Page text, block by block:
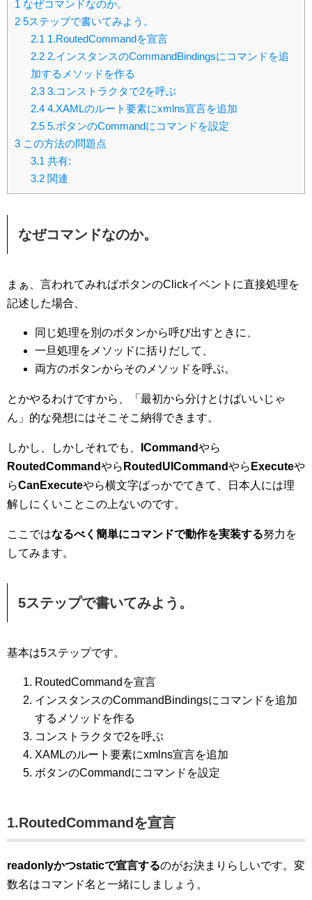
1 なぜコマンドなのか。
2 5ステップで書いてみよう。
2.1 1.RoutedCommandを宣言
2.22.インスタンスのCommandBindingsにコマンドを追
加するメソッドを作る
2.33.コンストラクタで2を呼ぶ
2.44.XAMLのルート要素にxmlns宣言を追加
2.55.ボタンのCommandにコマンドを設定
3 この方法の問題点
3.1 共有:
3.2関連
なぜコマンドなのか。
まぁ、言われてみればボタンのClickイベントに直接処理を
記述した場合、
同じ処理を別のボタンから呼び出すときに、
一旦処理をメソッドに括りだして、
両方のボタンからそのメソッドを呼ぶ。
とかやるわけですから、「最初から分けとけばいいじゃ
ん」的な発想にはそこそこ納得できます。
しかし、しかしそれでも、 ICommandやら
RoutedCommandやら RoutedUICommandやら Executeや
らCanExecuteやら横文字ばっかでてきて、日本人には理
解しにくいことこの上ないのです。
ここではなるべく簡単にコマンドで動作を実装する努力を
してみます。
5ステップで書いてみよう。
基本は5ステップです。
RoutedCommandを宣言
インスタンスのCommandBindingsにコマンドを追加
するメソッドを作る
コンストラクタで2を呼ぶ
XAMLのルート要素にxmlns宣言を追加
ボタンのCommandにコマンドを設定
1.RoutedCommandを宣言
readonlyかつstaticで宣言するのがお決まりらしいです。変
数名はコマンド名と一緒にしましょう。